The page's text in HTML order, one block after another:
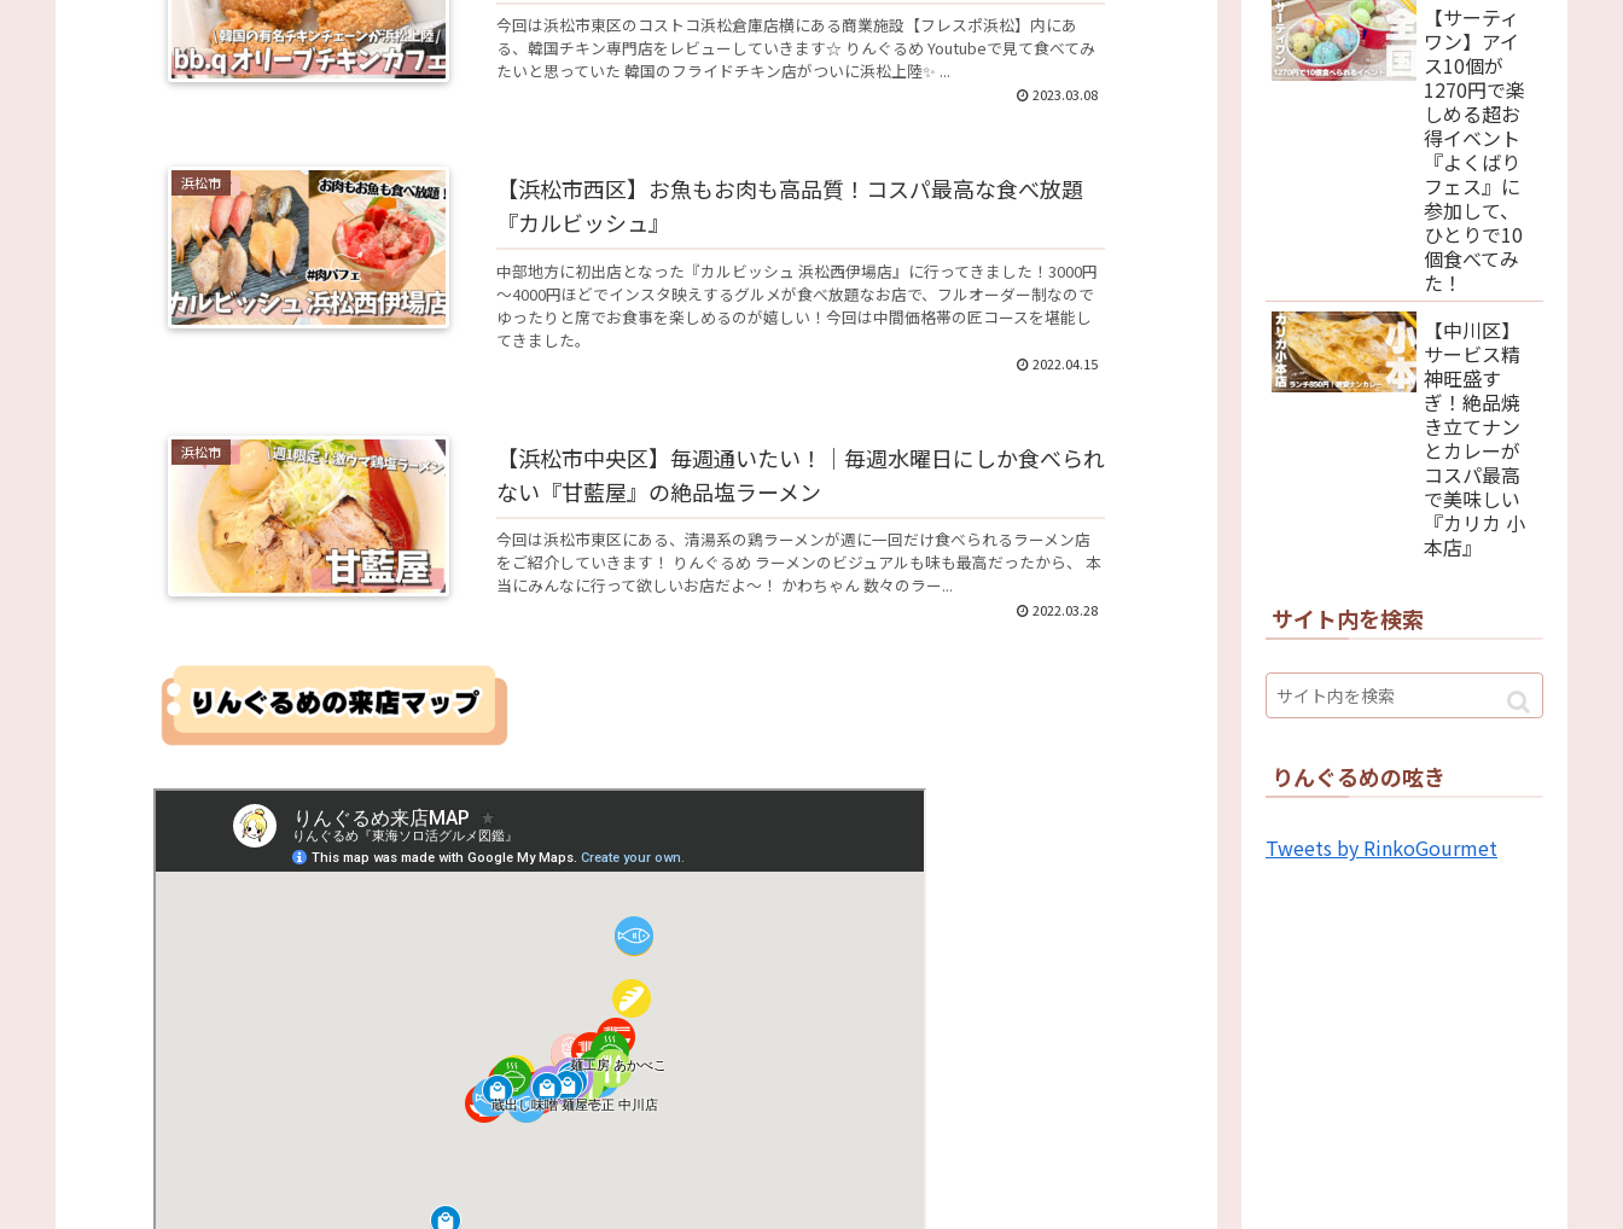
今回は浜松市東区のコストコ浜松倉庫店横にある商業施設【フレスポ浜松】内にあ
る、韓国チキン専門店をレビューしていきます☆ りんぐるめ Youtubeで見て食べてみ
たいと思っていた 韓国のフライドチキン店がついに浜松上陸✨ ...
2023.03.08
浜松市
【浜松市西区】お魚もお肉も高品質！コスパ最高な食べ放題
『カルビッシュ』
中部地方に初出店となった『カルビッシュ 浜松西伊場店』に行ってきました！3000円
～4000円ほどでインスタ映えするグルメが食べ放題なお店で、フルオーダー制なので
ゆったりと席でお食事を楽しめるのが嬉しい！今回は中間価格帯の匠コースを堪能し
てきました。
2022.04.15
浜松市
【浜松市中央区】毎週通いたい！│毎週水曜日にしか食べられ
ない『甘藍屋』の絶品塩ラーメン
今回は浜松市東区にある、清湯系の鶏ラーメンが週に一回だけ食べられるラーメン店
をご紹介していきます！ りんぐるめ ラーメンのビジュアルも味も最高だったから、 本
当にみんなに行って欲しいお店だよ～！ かわちゃん 数々のラー...
2022.03.28
【サーティ
ワン】アイ
ス10個が
1270円で楽
しめる超お
得イベント
『よくばり
フェス』に
参加して、
ひとりで10
個食べてみ
た！
【中川区】
サービス精
神旺盛す
ぎ！絶品焼
き立てナン
とカレーが
コスパ最高
で美味しい
『カリカ 小
本店』
サイト内を検索
りんぐるめの呟き
Tweets by RinkoGourmet